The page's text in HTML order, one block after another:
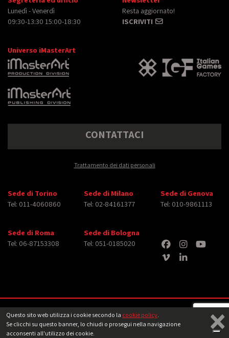
Questo sito web utilizza i cookie secondo la cookie policy.
Se clicchi su questo banner, lo chiudi o prosegui nella navigazione
acconsenti all'utilizzo dei cookie.
×
Lunedì - Venerdì
09:30-13:30 15:00-18:30
Resta aggiornato!
ISCRIVITI
Universo iMasterArt
CONTATTACI
Trattamento dei dati personali
Sede di Torino
Tel: 011-4060860
Sede di Milano
Tel: 02-84161377
Sede di Genova
Tel: 010-9861113
Sede di Roma
Tel: 06-87153308
Sede di Bologna
Tel: 051-0185020
Copyright © 2026 iMasterArt S.r.l. ‐ All rights reserved. Tutti i diritti relativi ad
immagini e video pubblicati sono dei rispettiviaventi diritto‐ Note legali